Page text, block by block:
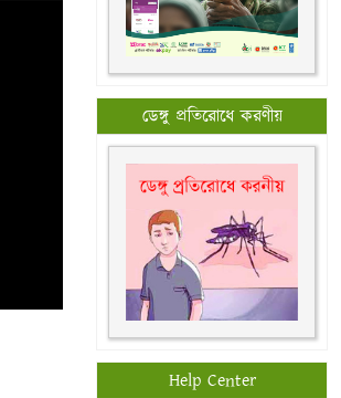
ডেঙ্গু প্রতিরোধে করণীয়
Help Center